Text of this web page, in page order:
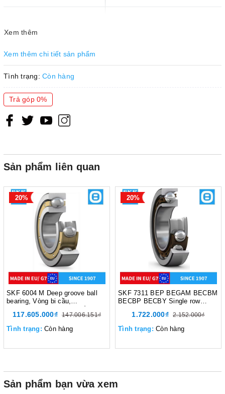
định (C 0
Giới hạn tải trọng mỏi (Pu)
Tốc độ tham khảo (r/min)
Tốc độ giới hạn (r/min)
Trị số giới hạn (e)
Hệ số tải dọc trục (Y 0
Xem thêm
Xem thêm chi tiết sản phẩm
Tình trạng: Còn hàng
Trả góp 0%
Sản phẩm liên quan
20%
SKF 6004 M Deep groove ball
bearing, Vòng bi cầu,
d320xD480xB74 mm, Xuất sứ
EU/G7
117.605.000₫ 147.006.151₫
Tình trạng: Còn hàng
20%
SKF 7311 BEP BEGAM BECBM
BECBP BECBY Single row
Vòng bi tiếp xúc góc,
d55xD120xB29 mm, Xuất sứ
EU/G7
1.722.000₫ 2.152.000₫
Tình trạng: Còn hàng
Sản phẩm bạn vừa xem